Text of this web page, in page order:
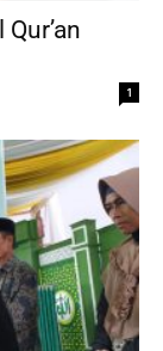
1